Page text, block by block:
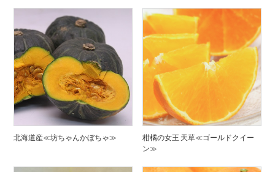
北海道産≪坊ちゃんかぼちゃ≫
柑橘の女王 天草≪ゴールドクイー
ン≫